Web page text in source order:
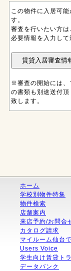
この物件に入居可
す。
審査を行いたい方
必要情報を入力して
※審査の開始には、
の書類も別途送付
致します。
ホーム
学校別物件特集
物件検索
店舗案内
来店予約/お問合
カタログ請求
マイルーム仙台
Users Voice
学生向け賃貸ト
データバンク